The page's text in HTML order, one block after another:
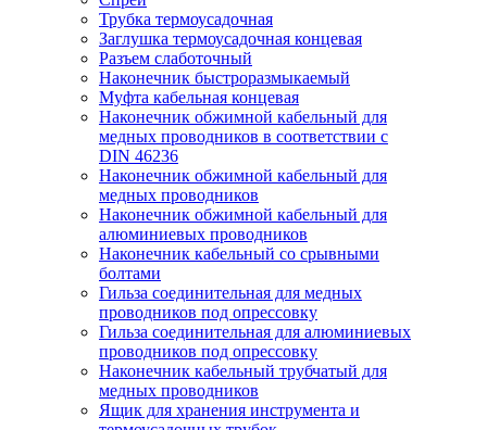
Трубка термоусадочная
Заглушка термоусадочная концевая
Разъем слаботочный
Наконечник быстроразмыкаемый
Муфта кабельная концевая
Наконечник обжимной кабельный для
медных проводников в соответствии с
DIN 46236
Наконечник обжимной кабельный для
медных проводников
Наконечник обжимной кабельный для
алюминиевых проводников
Наконечник кабельный со срывными
болтами
Гильза соединительная для медных
проводников под опрессовку
Гильза соединительная для алюминиевых
проводников под опрессовку
Наконечник кабельный трубчатый для
медных проводников
Ящик для хранения инструмента и